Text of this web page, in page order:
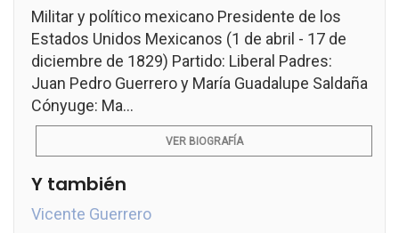
Militar y político mexicano Presidente de los
Estados Unidos Mexicanos (1 de abril - 17 de
diciembre de 1829) Partido: Liberal Padres:
Juan Pedro Guerrero y María Guadalupe Saldaña
Cónyuge: Ma...
VER BIOGRAFÍA
Y también
Vicente Guerrero